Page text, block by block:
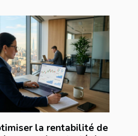
la rentabilité de